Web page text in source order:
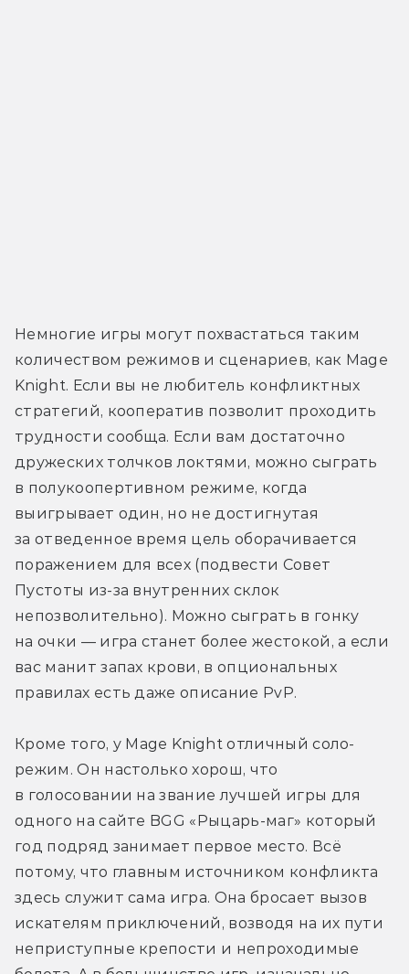
Немногие игры могут похвастаться таким
количеством режимов и сценариев, как Mage
Knight. Если вы не любитель конфликтных
стратегий, кооператив позволит проходить
трудности сообща. Если вам достаточно
дружеских толчков локтями, можно сыграть
в полукоопертивном режиме, когда
выигрывает один, но не достигнутая
за отведенное время цель оборачивается
поражением для всех (подвести Совет
Пустоты из-за внутренних склок
непозволительно). Можно сыграть в гонку
на очки — игра станет более жестокой, а если
вас манит запах крови, в опциональных
правилах есть даже описание PvP.
Кроме того, у Mage Knight отличный соло-
режим. Он настолько хорош, что
в голосовании на звание лучшей игры для
одного на сайте BGG «Рыцарь-маг» который
год подряд занимает первое место. Всё
потому, что главным источником конфликта
здесь служит сама игра. Она бросает вызов
искателям приключений, возводя на их пути
неприступные крепости и непроходимые